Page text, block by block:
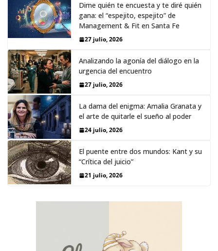
Dime quién te encuesta y te diré quién
gana: el “espejito, espejito” de
Management & Fit en Santa Fe
27 julio, 2026
Analizando la agonía del diálogo en la
urgencia del encuentro
27 julio, 2026
La dama del enigma: Amalia Granata y
el arte de quitarle el sueño al poder
24 julio, 2026
El puente entre dos mundos: Kant y su
“Crítica del juicio”
21 julio, 2026